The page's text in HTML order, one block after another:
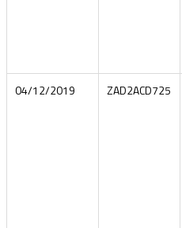
04/12/2019 ZAD2ACD725